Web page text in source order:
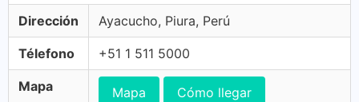
Dirección Ayacucho, Piura, Perú
Télefono +51 1 511 5000
Mapa Mapa Cómo llegar